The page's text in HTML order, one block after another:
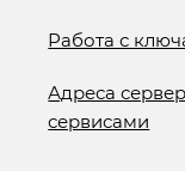
Работа с
Адреса
сервисами